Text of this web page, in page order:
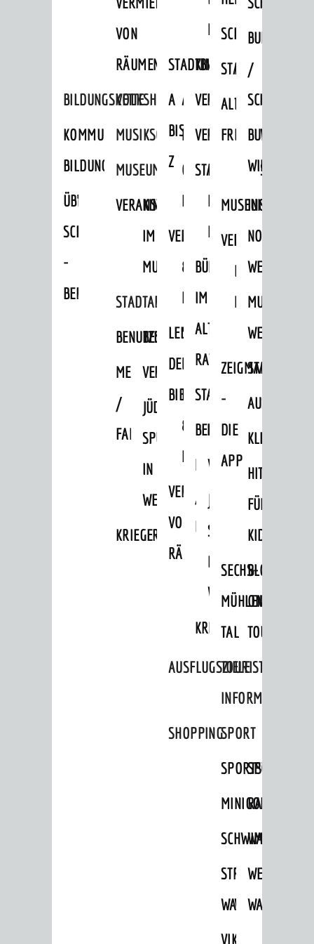
VON
RÄUMEN
BILDUNGSKETTE
KOMMUNALES
BILDUNGSMANAGEMENT
ÜBERGANG
SCHULE
-
BERUF
"FRÜHE
BILDUNG"
VOLKSHOCHSCHULE
MUSIKSCHULE
MUSEUM
VERANSTALTUNGEN
KINDER
IM
MUSEUM
STADTARCHIV
BENUTZUNG
MELDEKARTEI
/
FAMILIENFORSCHUNG
BESTANDSÜBERSICHT
VERÖFFENTLICHUNGEN
JÜDISCHE
SPUREN
IN
WEINHEIM
KRIEGERDENKMAL
MUSEUM
STADTBIBLIOTHEK
A
BIS
Z
AUSLEIHE
MEDIENANGEBOTE
ONLINE-
KATALOG
VERANSTALTUNGEN
AUSBILDUNG
&
PRAKTIKA
LEIHVERKEHR
DER
BIBLIOTHEK
SERVICE
FÜR
LEHRER/INNEN
&
ERZIEHER/INNEN
VERMIETUNG
VON
RÄUMEN
KINO
VERANSTALTER
STADTHALLE
ROLF-
ENGELBRECHT-
HAUS
BÜRGERSAAL
IM
ALTEN
RATHAUS
STADTARCHIV
BENUTZUNG
MELDEKARTEI
/
FAMILIENFORSCHUNG
JÜDISCHE
SPUREN
IN
WEINHEIM
KRIEGERDENKMAL
SCHLOSSPARK
STADTGARTEN
ALTER
FRIEDHOF
ROSENANLAGE
BURGEN
/
SCHLOSS
BURGRUINE
WINDECK
SCHLOSS
MUSEUM
KINDER
IM
MUSEUM
INGRID-
NOLL-
WEG
MUNDART-
WEG
ZEIGMAL
-
DIE
APP
STADTTEILE
HITS
FÜR
KIDS
SECHS-
MÜHLEN-
TAL
BLOGGER
ON
TOUR
AUSFLUGSZIELE
TOURIST
INFORMATION
SHOPPINGSPORT
SPORTSTÄTTEN
MINIGOLFRADFAHREN
SCHWIMMEN
STRANDBAD
WAIDSEE
TSG
VIKTOR-
WANDERN
WEINHEIMER